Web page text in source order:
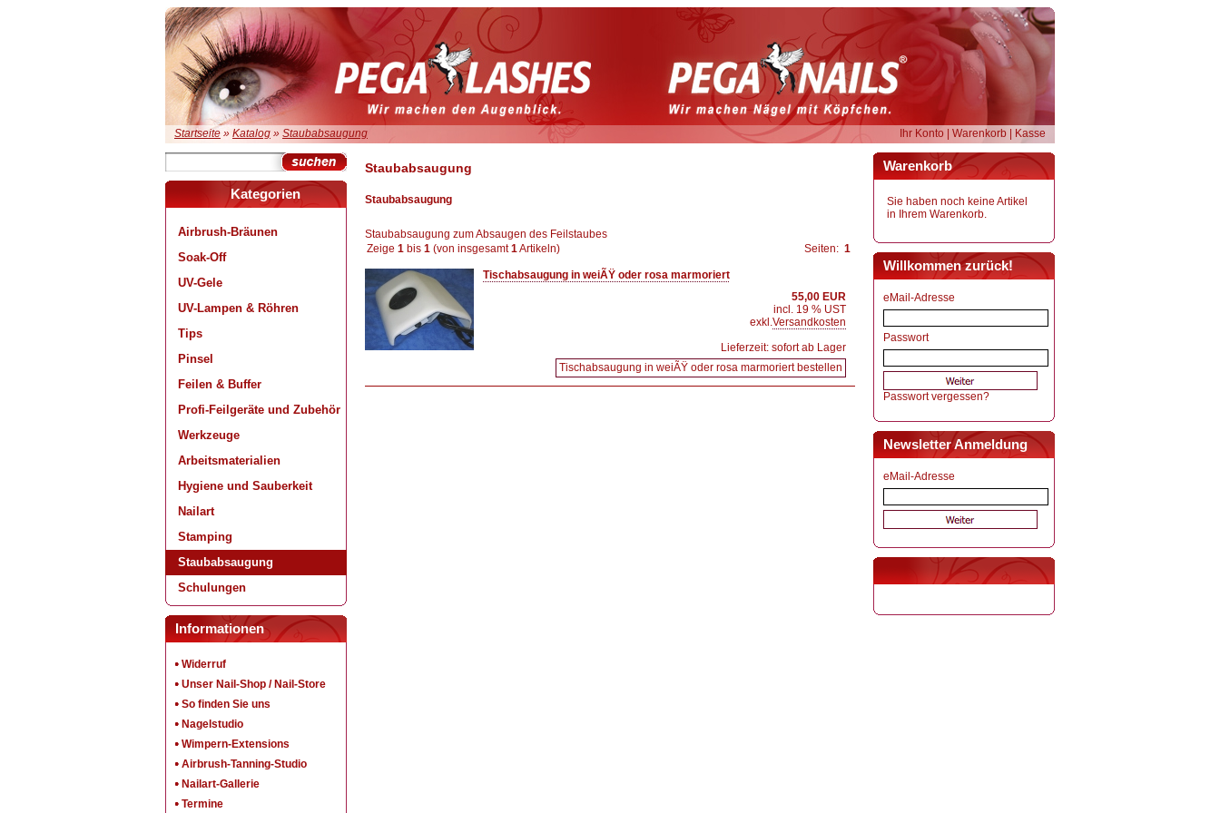
Startseite » Katalog » Staubabsaugung Ihr Konto Warenkorb Kasse
Kategorien
Airbrush-Bräunen
Soak-Off
UV-Gele
UV-Lampen & Röhren
Tips
Pinsel
Feilen & Buffer
Profi-Feilgeräte und Zubehör
Werkzeuge
Arbeitsmaterialien
Hygiene und Sauberkeit
Nailart
Stamping
Staubabsaugung
Schulungen
Informationen
Widerruf
Unser Nail-Shop / Nail-Store
So finden Sie uns
Nagelstudio
Wimpern-Extensions
Airbrush-Tanning-Studio
Nailart-Gallerie
Termine
Staubabsaugung
Staubabsaugung
Staubabsaugung zum Absaugen des Feilstaubes
Zeige 1 bis 1 (von insgesamt1Artikeln) Seiten: 1
Tischabsaugung in weiÃŸ oder rosa marmoriert
55,00 EUR
incl. 19 % UST
exkl.Versandkosten
Lieferzeit: sofort ab Lager
Tischabsaugung in weiÃŸ oder rosa marmoriert bestellen
Warenkorb
Sie haben noch keine Artikel
in Ihrem Warenkorb.
Willkommen zurück!
eMail-Adresse
Passwort
Passwort vergessen?
Newsletter Anmeldung
eMail-Adresse